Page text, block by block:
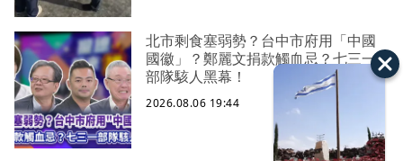
北市剩食塞弱勢？台中市府用「中國
國徽」？鄭麗文捐款觸血忌？七三一
部隊駭人黑幕！
2026.08.06 19:44